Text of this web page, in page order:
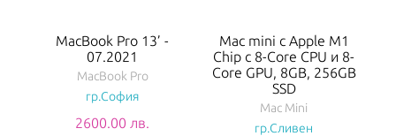
MacBook Pro 13’ -
07.2021
MacBook Pro
гр.София
2600.00 лв.
Mac mini с Apple M1
Chip с 8-Core CPU и 8-
Core GPU, 8GB, 256GB
SSD
Mac Mini
гр.Сливен